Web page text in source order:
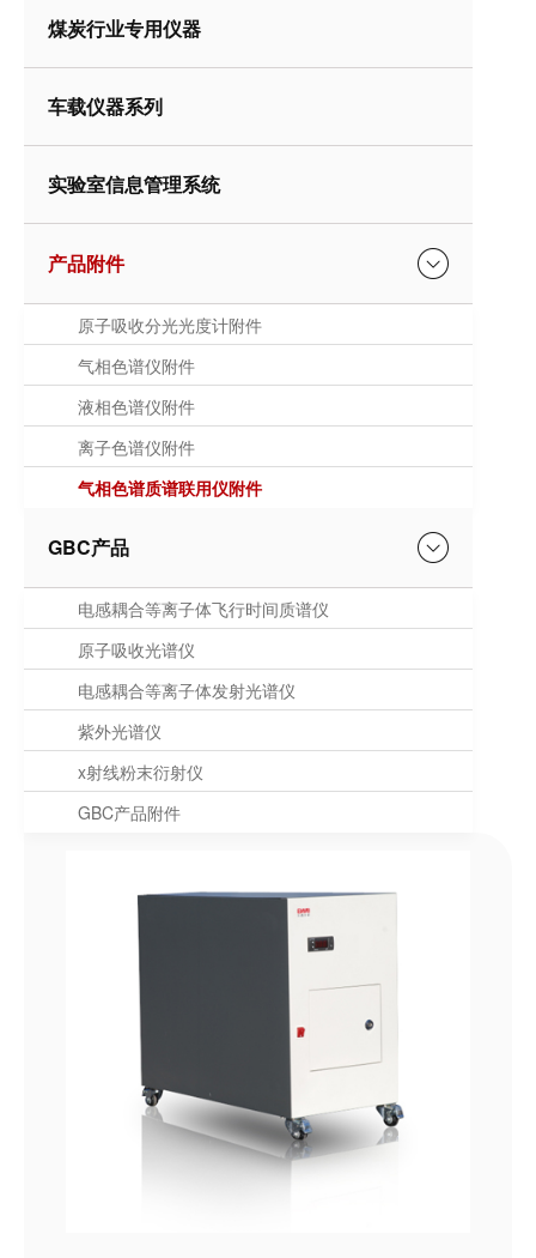
煤炭行业专用仪器
车载仪器系列
实验室信息管理系统
产品附件
原子吸收分光光度计附件
气相色谱仪附件
液相色谱仪附件
离子色谱仪附件
气相色谱质谱联用仪附件
GBC产品
电感耦合等离子体飞行时间质谱仪
原子吸收光谱仪
电感耦合等离子体发射光谱仪
紫外光谱仪
x射线粉末衍射仪
GBC产品附件